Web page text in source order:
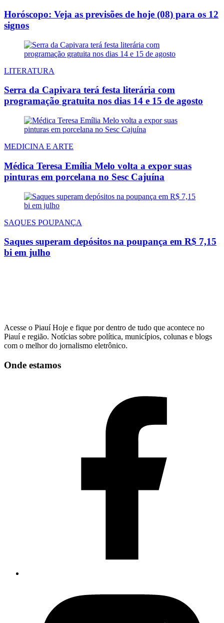
Horóscopo: Veja as previsões de hoje (08) para os 12
signos
LITERATURA
Serra da Capivara terá festa literária com
programação gratuita nos dias 14 e 15 de agosto
MEDICINA E ARTE
Médica Teresa Emília Melo volta a expor suas
pinturas em porcelana no Sesc Cajuína
SAQUES POUPANÇA
Saques superam depósitos na poupança em R$ 7,15
bi em julho
Acesse o Piauí Hoje e fique por dentro de tudo que acontece no
Piauí e região. Notícias sobre política, municípios, colunas e blogs
com o melhor do jornalismo eletrônico.
Onde estamos